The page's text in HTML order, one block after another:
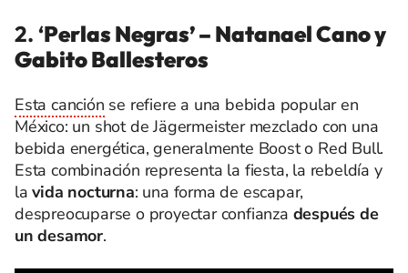
2. ‘Perlas Negras’ – Natanael Cano y
Gabito Ballesteros
Esta canción se refiere a una bebida popular en
México: un shot de Jägermeister mezclado con una
bebida energética, generalmente Boost o Red Bull.
Esta combinación representa la fiesta, la rebeldía y
lavida nocturna: una forma de escapar,
despreocuparse o proyectar confianza después de
un desamor.